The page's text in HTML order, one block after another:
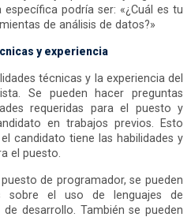
podría ser: «¿Cuál es tu
de análisis de datos?»
y experiencia
técnicas y la experiencia del
Se pueden hacer preguntas
requeridas para el puesto y
en trabajos previos. Esto
candidato tiene las habilidades y
el puesto.
de programador, se pueden
sobre el uso de lenguajes de
desarrollo. También se pueden